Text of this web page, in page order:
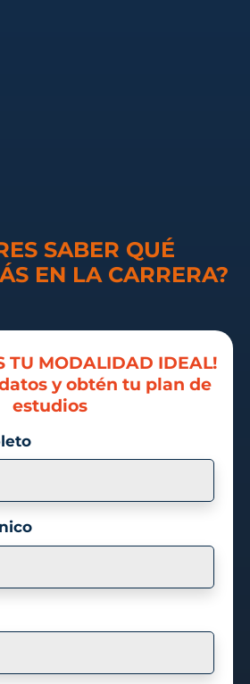
SABER QUÉ
EN LA CARRERA?
TU MODALIDAD IDEAL!
y obtén tu plan de
estudios